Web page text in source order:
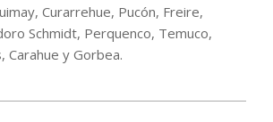
Curarrehue, Pucón, Freire,
Schmidt, Perquenco, Temuco,
Carahue y Gorbea.